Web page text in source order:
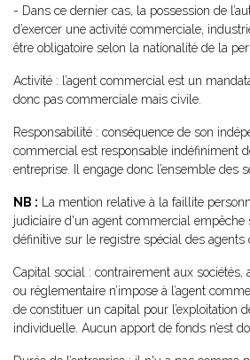
- Dans ce dernier cas, la possession de
d’exercer une activité commerciale,
être obligatoire selon la nationalité de la
Activité : l’agent commercial est un
donc pas commerciale mais civile.
Responsabilité : conséquence de son
commercial est responsable indéfiniment
entreprise. Il engage donc l’ensemble des
NB : La mention relative à la faillite
judiciaire d'un agent commercial empêche
définitive sur le registre spécial des agents
Capital social : contrairement aux sociétés,
ou réglementaire n’impose à l’agent
de constituer un capital pour l’exploitation
individuelle. Aucun apport de fonds n’est